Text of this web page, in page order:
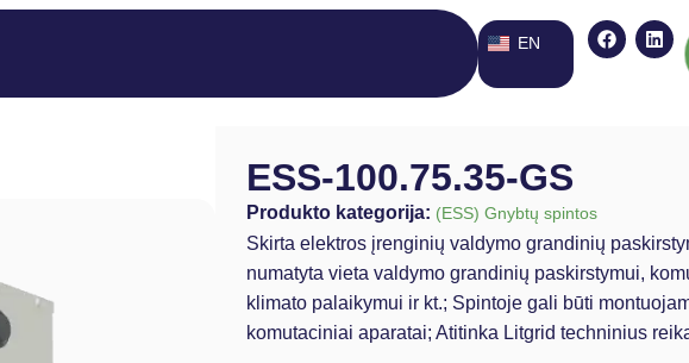
EN
ESS-100.75.35-GS
Produkto kategorija: (ESS) Gnybtų spintos
Skirta elektros įrenginių valdymo grandinių
numatyta vieta valdymo grandinių paskirstymui,
klimato palaikymui ir kt.; Spintoje gali būti
komutaciniai aparatai; Atitinka Litgrid techninius